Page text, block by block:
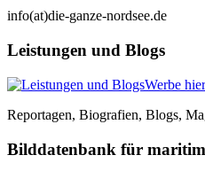
info(at)die-ganze-nordsee.de
Leistungen und Blogs
Werbe hier
Reportagen, Biografien, Blogs,
Bilddatenbank für